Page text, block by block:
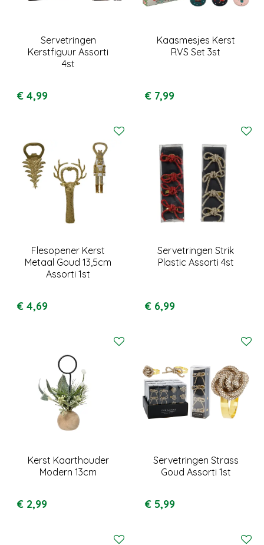
Servetringen
Kerstfiguur Assorti
4st
€ 4,99
Kaasmesjes Kerst
RVS Set 3st
€ 7,99
Flesopener Kerst
Metaal Goud 13,5cm
Assorti 1st
€ 4,69
Servetringen Strik
Plastic Assorti 4st
€ 6,99
Kerst Kaarthouder
Modern 13cm
€ 2,99
Servetringen Strass
Goud Assorti 1st
€ 5,99